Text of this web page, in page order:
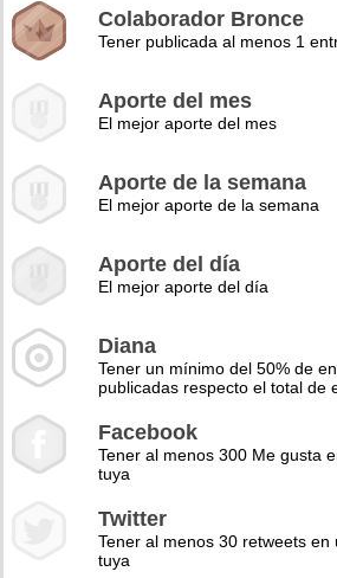
Colaborador Bronce
Tener publicada al menos 1
Aporte del mes
El mejor aporte del mes
Aporte de la semana
El mejor aporte de la semana
Aporte del día
El mejor aporte del día
Diana
Tener un mínimo del 50% de
publicadas respecto el total de
Facebook
Tener al menos 300 Me gusta
tuya
Twitter
Tener al menos 30 retweets en
tuya